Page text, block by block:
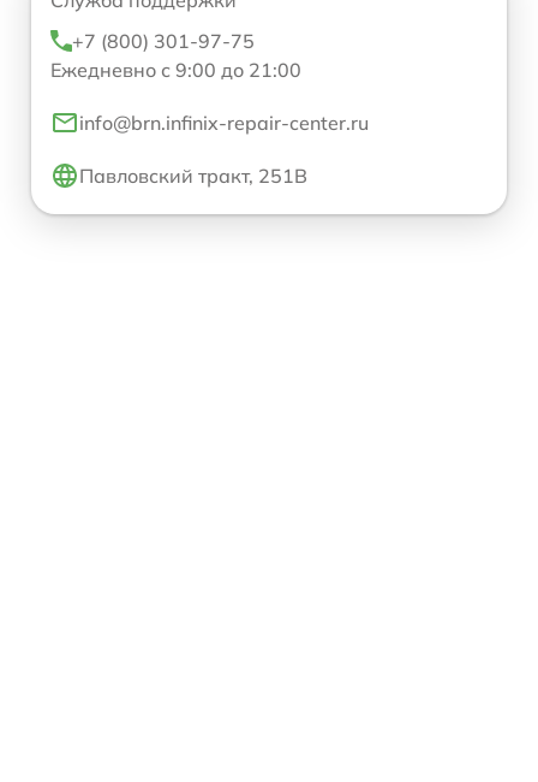
+7 (800) 301-97-75
Ежедневно с 9:00 до 21:00
info@brn.infinix-repair-center.ru
Павловский тракт, 251В